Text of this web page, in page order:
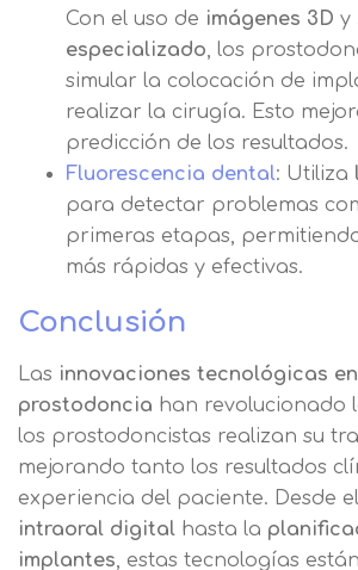
Con el uso de imágenes 3D y
especializado, los
simular la colocación de
realizar la cirugía. Esto
predicción de los resultados.
Fluorescencia dental: Utiliza
para detectar problemas
primeras etapas,
más rápidas y efectivas.
Conclusión
Las innovaciones tecnológicas
prostodoncia han revolucionado
los prostodoncistas realizan su
mejorando tanto los resultados
experiencia del paciente. Desde el
intraoral digital hasta la
implantes, estas tecnologías están